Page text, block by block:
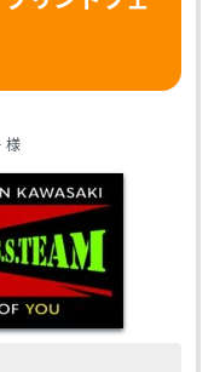
様